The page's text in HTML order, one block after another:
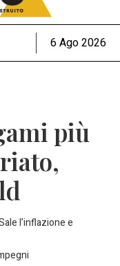
6 Ago 2026
più
l’inflazione e